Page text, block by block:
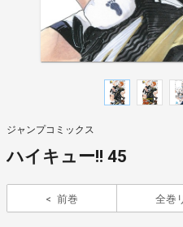
ジャンプコミックス
ハイキュー!! 45
前巻 全巻